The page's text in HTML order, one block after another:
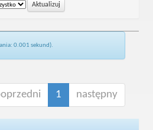
0.001 sekund).
1 następny